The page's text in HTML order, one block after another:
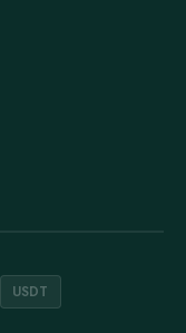
USDT